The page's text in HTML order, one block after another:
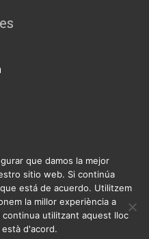
Blog
Contacto
SL, grupo
que damos la mejor
sitio web. Si continúa
está de acuerdo. Utilitzem
la millor experiència a
utilitzant aquest lloc
d'acord.